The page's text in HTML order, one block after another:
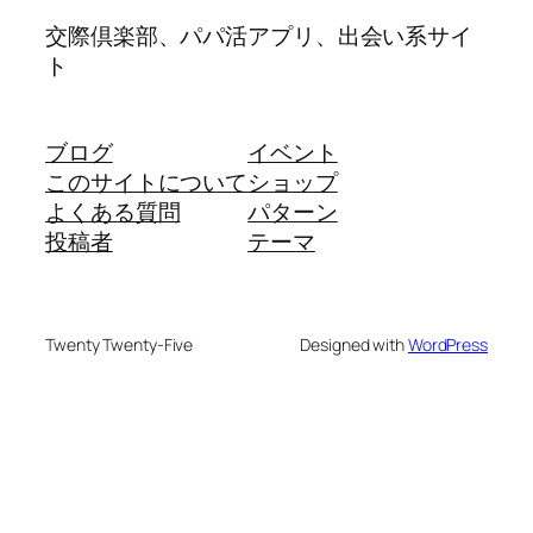
交際倶楽部、パパ活アプリ、出会い系サイ
ト
ブログ
このサイトについて
よくある質問
投稿者
イベント
ショップ
パターン
テーマ
Twenty Twenty-Five Designed withWordPress